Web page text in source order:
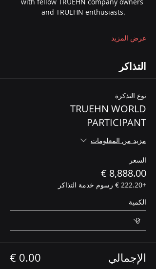
and TRUEHN enthusiasts.
عرض المزيد
التذاكر
نوع التذكرة
TRUEHN WORLD
PARTICIPANT
مزيد من المعلومات
السعر
+‏222.20 € رسوم خدمة التذاكر
الكمية
الإجمالي